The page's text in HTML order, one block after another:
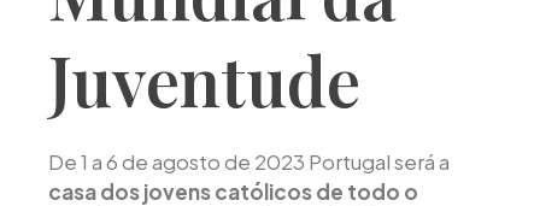
Juventude
De 1 a 6 de agosto de 2023 Portugal será a
casa dos jovens católicos de todo o